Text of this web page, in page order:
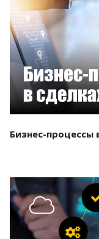
Бизнес-процессы